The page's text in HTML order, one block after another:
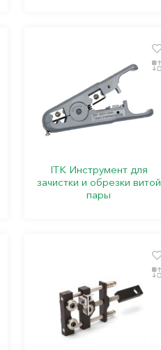
ITK Инструмент для
зачистки и обрезки витой
пары